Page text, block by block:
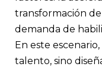
transformación
demanda de
En este
talento, sino